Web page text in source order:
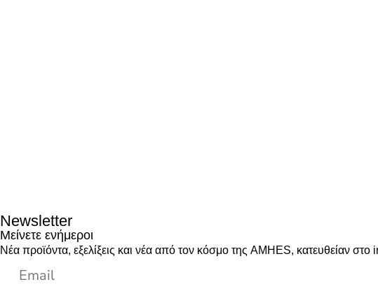
Newsletter
Μείνετε ενήμεροι
Νέα προϊόντα, εξελίξεις και νέα από τον κόσμο της AMHES, κατευθείαν στο